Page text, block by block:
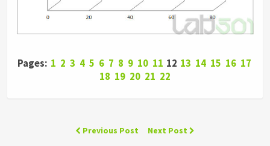
Pages: 1 2 3 4 5 6 7 8 9 10 11 12 13 14 15 16 17
18 19 20 21 22
Previous Post Next Post